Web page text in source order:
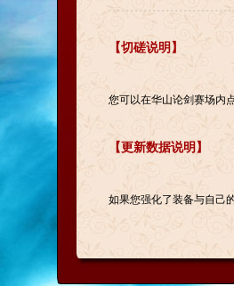
【切磋说明】
您可以在华山论剑赛场内
【更新数据说明】
如果您强化了装备与自己